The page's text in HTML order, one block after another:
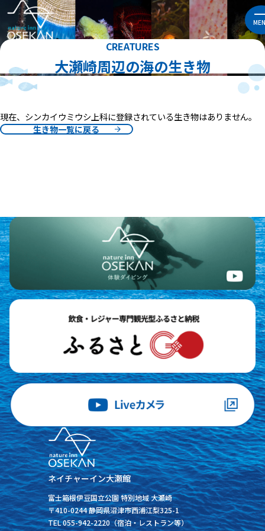
CREATURES
大瀬崎周辺の海の生き物
現在、シンカイウミウシ上科に登録されている生き物はありません。
生き物一覧に戻る
ネイチャーイン大瀬館
富士箱根伊豆国立公園 特別地域 大瀬崎
〒410-0244 静岡県沼津市西浦江梨325-1
TEL 055-942-2220（宿泊・レストラン等）